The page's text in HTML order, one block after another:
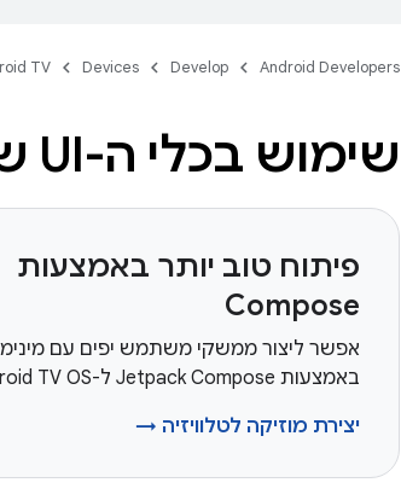
Android Developers
Develop
Devices
TV
שימוש בכלי ה-UI של Leanback
פיתוח טוב יותר באמצעות
Compose
אפשר ליצור ממשקי משתמש יפים עם
באמצעות Jetpack Compose ל-Android TV OS.
יצירת מוזיקה לטלוויזיה →